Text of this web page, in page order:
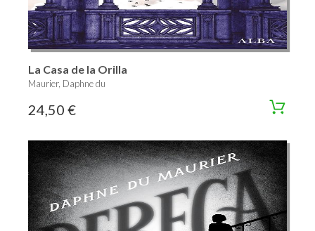
La Casa de la Orilla
Maurier, Daphne du
24,50 €